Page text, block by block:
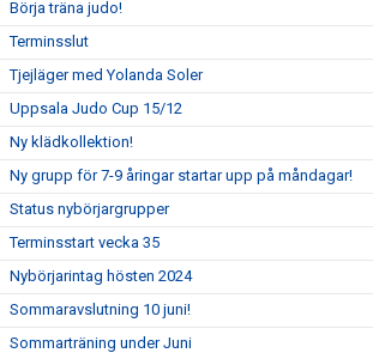
Börja träna judo!
Terminsslut
Tjejläger med Yolanda Soler
Uppsala Judo Cup 15/12
Ny klädkollektion!
Ny grupp för 7-9 åringar startar upp på måndagar!
Status nybörjargrupper
Terminsstart vecka 35
Nybörjarintag hösten 2024
Sommaravslutning 10 juni!
Sommarträning under Juni